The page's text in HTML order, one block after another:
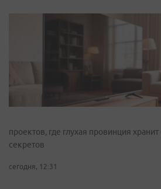
проектов, где глухая провинция
секретов
сегодня, 12:31